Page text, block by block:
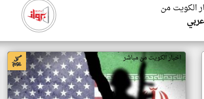
الكويت من
اخبار الكويت من مباشر